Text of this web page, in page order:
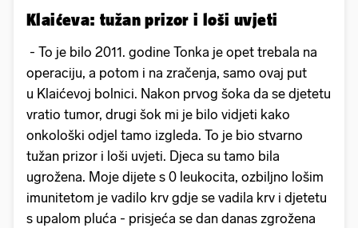
Klaićeva: tužan prizor i loši uvjeti
- To je bilo 2011. godine Tonka je opet trebala na
operaciju, a potom i na zračenja, samo ovaj put
u Klaićevoj bolnici. Nakon prvog šoka da se djetetu
vratio tumor, drugi šok mi je bilo vidjeti kako
onkološki odjel tamo izgleda. To je bio stvarno
tužan prizor i loši uvjeti. Djeca su tamo bila
ugrožena. Moje dijete s 0 leukocita, ozbiljno lošim
imunitetom je vadilo krv gdje se vadila krv i djetetu
s upalom pluća - prisjeća se dan danas zgrožena